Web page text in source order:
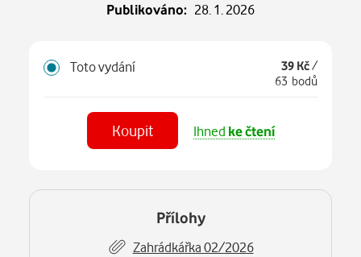
Publikováno: 28. 1. 2026
Toto vydání 39 Kč/
63 bodů
Koupit Ihned ke čtení
Čístv aplikaci
Přílohy
Zahrádkářka 02/2026